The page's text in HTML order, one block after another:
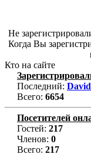
Не
Когда Вы
Кто на сайте
Последний:
Всего: 6654
Посетителей
Гостей: 217
Членов: 0
Всего: 217